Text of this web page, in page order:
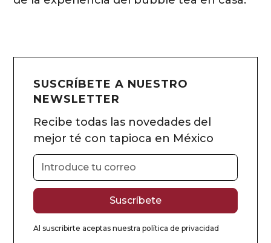
SUSCRÍBETE A NUESTRO
NEWSLETTER
Recibe todas las novedades del
mejor té con tapioca en México
Al suscribirte aceptas nuestrapolítica de privacidad